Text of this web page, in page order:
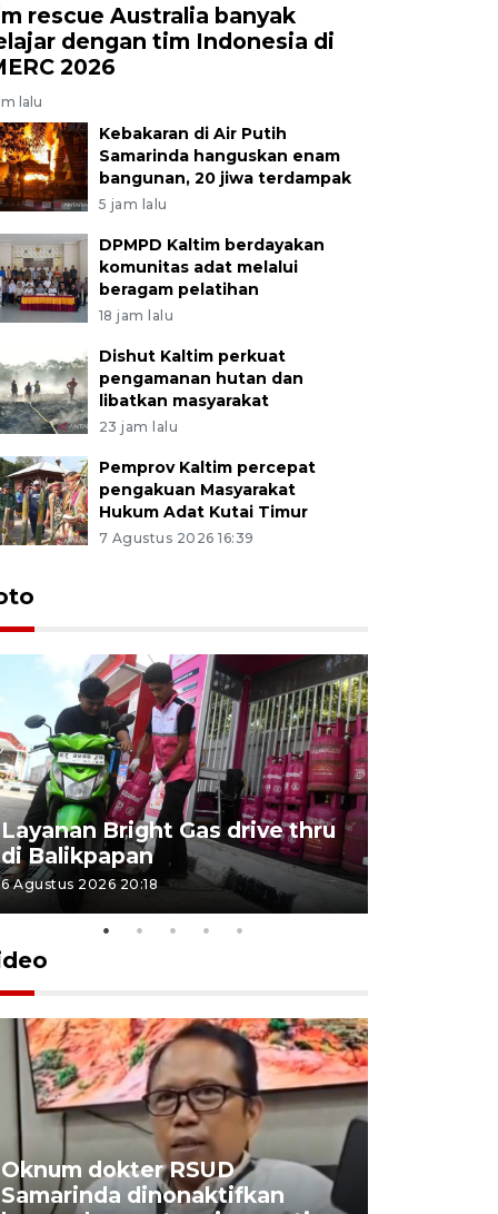
rescue Australia banyak
dengan tim Indonesia di
2026
lalu
Kebakaran di Air Putih
Samarinda hanguskan enam
bangunan, 20 jiwa terdampak
5 jam lalu
DPMPD Kaltim berdayakan
komunitas adat melalui
beragam pelatihan
18 jam lalu
Dishut Kaltim perkuat
pengamanan hutan dan
libatkan masyarakat
23 jam lalu
Pemprov Kaltim percepat
pengakuan Masyarakat
Hukum Adat Kutai Timur
7 Agustus 2026 16:39
Layanan Bright Gas drive thru
di Balikpapan
6 Agustus 2026 20:18
Oknum dokter RSUD
Samarinda dinonaktifkan